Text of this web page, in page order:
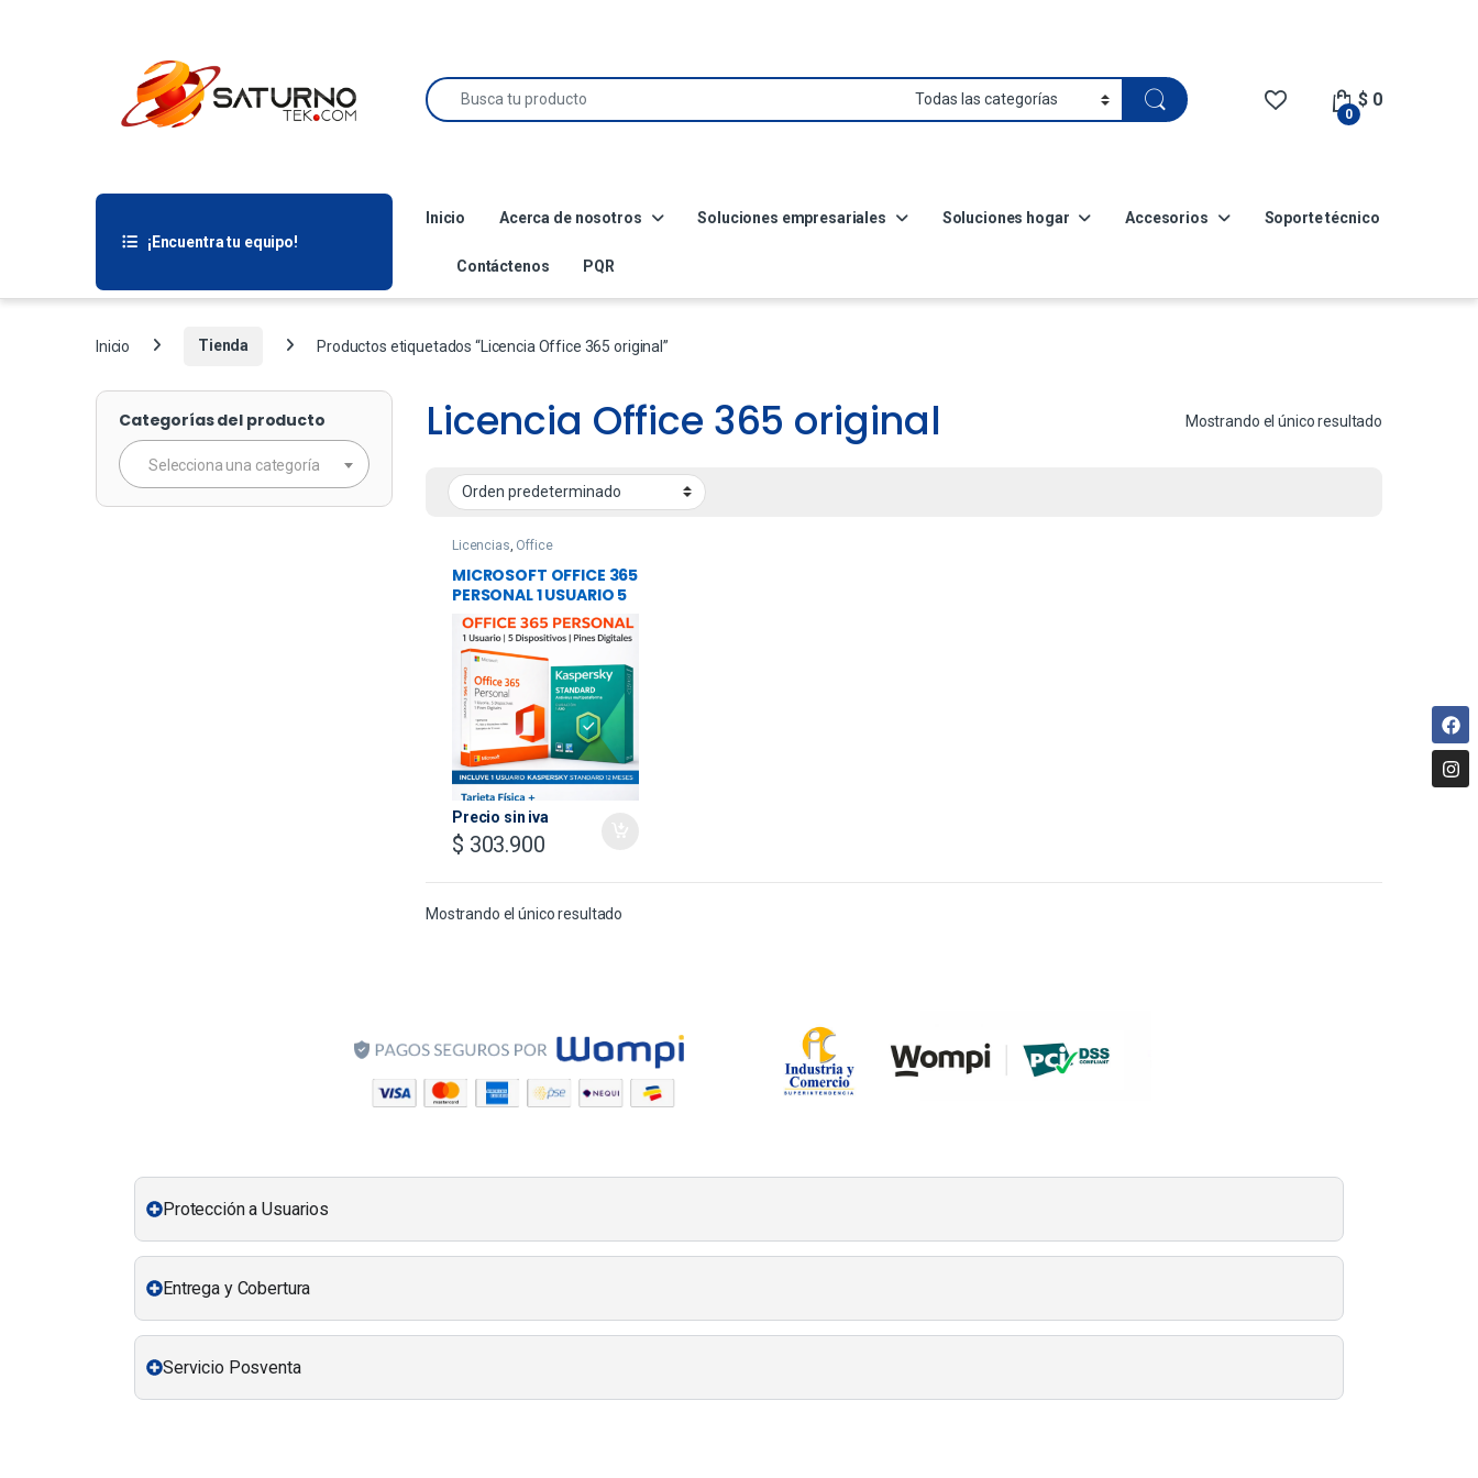
0
$ 0
¡Encuentra tu equipo!
Inicio Acerca de nosotros Soluciones empresariales Soluciones hogar Accesorios Soporte técnico
Contáctenos PQR
Inicio Tienda Productos etiquetados “Licencia Office 365 original”
Licencia Office 365 original Mostrando el único resultado
Licencias, Office
MICROSOFT OFFICE 365
PERSONAL 1 USUARIO 5
DISPOSITIVOS ESD +
KASPERSKY 1 USUARIO
.STANDARD 12 MESES .
PINES DIGITALES –
TARJETA FISICA + IVA
INCLUIDO
Precio sin iva
$ 303.900
Mostrando el único resultado
Categorías del producto
Selecciona una categoría
Protección a Usuarios
Entrega y Cobertura
Servicio Posventa